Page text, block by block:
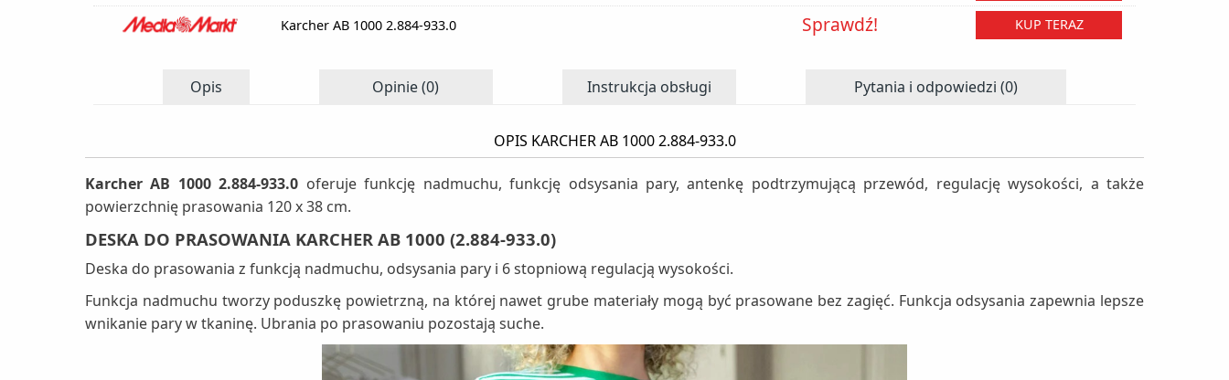
Karcher AB 1000 2.884-933.0 Sprawdź! KUP TERAZ
Opis Opinie (0) Instrukcja obsługi Pytania i odpowiedzi (0)
OPIS KARCHER AB 1000 2.884-933.0
Karcher AB 1000 2.884-933.0 oferuje funkcję nadmuchu, funkcję odsysania pary, antenkę podtrzymującą przewód, regulację wysokości, a także
powierzchnię prasowania 120 x 38 cm.
DESKA DO PRASOWANIA KARCHER AB 1000 (2.884-933.0)
Deska do prasowania z funkcją nadmuchu, odsysania pary i 6 stopniową regulacją wysokości.
Funkcja nadmuchu tworzy poduszkę powietrzną, na której nawet grube materiały mogą być prasowane bez zagięć. Funkcja odsysania zapewnia lepsze
wnikanie pary w tkaninę. Ubrania po prasowaniu pozostają suche.